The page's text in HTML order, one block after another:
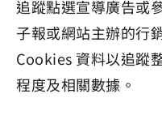
追蹤點選宣導廣告或
子報或網站主辦的行
Cookies 資料以追蹤
程度及相關數據。